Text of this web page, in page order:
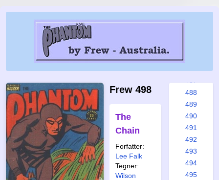
Frew 498
The
Chain
Forfatter:
Lee Falk
Tegner:
Wilson
481
488
489
490
491
492
493
494
495